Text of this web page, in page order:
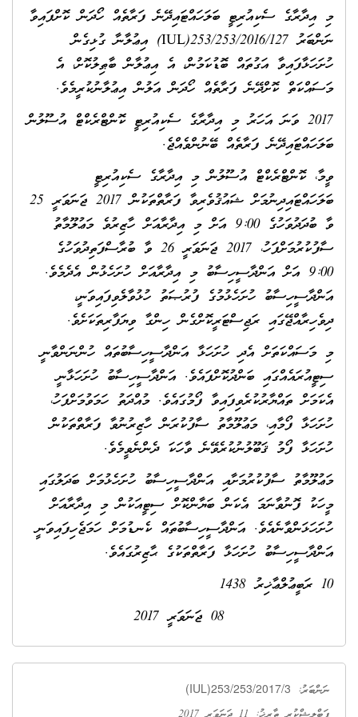
މި އިދާރާގެ ސެކިއުރިޓީ ބަލަހައްޓައިދޭނެ ފަރާތެއް ހޯދަން ކޮށްފައިވާ
ނަންބަރު (IUL)253/253/2016/127 އިޢުލާނާ ގުޅިގެން
ހުށަހަޅާފައިވާ އަގުތައް ބޮޑުކަމުން، އެ އިޢުލާން ބާޠިލުކޮށް، އެ
މަސައްކަތް ކޮށްދޭނެ ފަރާތެއް ހޯދަން އަލުން އިޢުލާނުކުރީމެވެ.
2017 ވަނަ އަހަރު މި އިދާރާގެ ސެކިއުރިޓީ ކޮންޓްރެކްޓް އުސޫލުން
ބަލަހައްޓައިދޭނެ ފަރާތެއް ބޭނުންވެއްޖެ.
ވީމާ، ކޮންޓްރެކްޓް އުސޫލުން މި އިދާރާގެ ސެކިއުރިޓީ
ބަލަހައްޓައިދިނުމަށް ޝައުޤުވެރިވާ ފަރާތްތަކުން 2017 ޖަނަވަރީ 25
ވާ ބުދަދުވަހުގެ 9:00 އަށް މި އިދާރާއަށް ހާޒިރުވެ މަޢުލޫމާތު
ސާފުކުރުމަށްފަހު، 2017 ޖަނަވަރީ 26 ވާ ބުރާސްފަތިދުވަހުގެ
9:00 އަށް އަންދާސީހިސާބު މި އިދާރާއަށް ހުށަހެޅުން އެދެމެވެ.
އަންދާސީހިސާބު ހުށަހެޅުމުގެ ފުރުޞަތު ހުޅުވާލެވިފައިވަނީ،
ދިވެހިރާއްޖޭގައި ރަޖިސްޓަރީކޮށްގެން ހިންގާ ވިޔަފާރިތަކަށެވެ.
މި މަސައްކަތަށް އެދި ހުށަހަޅާ އަންދާސީހިސާބުތައް ހުންނަންވާނީ
ސިޓީއުރައެއްގައި ބަންދުކޮށްފައެވެ. އަންދާސީހިސާބު ހުށަހަޅާނީ
އެކަމަށް ތައްޔާރުކުރެވިފައިވާ ފޯމުގައެވެ. މުއްދަތު ހަމަވުމަށްފަހު،
ހުށަހަޅާ ފޯމާއި، މަޢުލޫމާތު ސާފުކުރަން ހާޒިރުނުވާ ފަރާތްތަކުން
ހުށަހަޅާ ފޯމު ޤަބޫލުނުކުރެވޭނެ ވާހަކަ ދެންނެވީމެވެ.
މަޢުލޫމާތު ސާފުކުރުމަށާއި އަންދާސީހިސާބު ހުށަހެޅުމަށް ބަދަލުގައި
މީހަކު ފޮނުވާނަމަ އެކަން ބަޔާންކޮށް ސިޓީއަކުން މި އިދާރާއަށް
ހުށަހަޅަންވާނެއެވެ. އަންދާސީހިސާބުތައް ކެނޑުމަށް ހަމަޖެހިފައިވަނީ
އަންދާސީހިސާބު ހުށަހަޅާ ފަރާތްތަކުގެ ޙާޒިރުގައެވެ.
10 ރަބީޢުލްޢާޚިރު 1438
08 ޖަނަވަރީ 2017
ނަންބަރު: (IUL)253/253/2017/3